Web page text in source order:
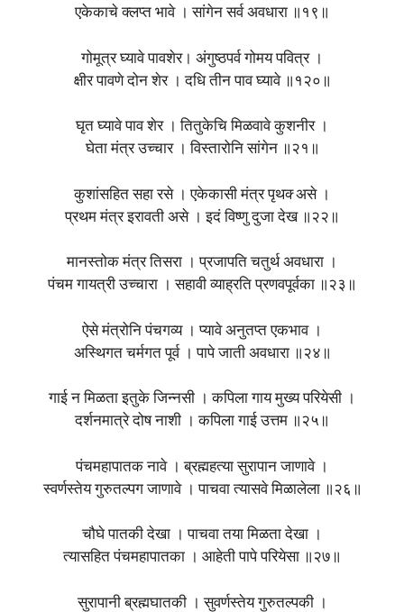
एकेकाचे क्लप्त भावे । सांगेन सर्व अवधारा ॥१९॥
गोमूत्र घ्यावे पावशेर। अंगुष्ठपर्व गोमय पवित्र ।
क्षीर पावणे दोन शेर । दधि तीन पाव घ्यावे ॥१२०॥
घृत घ्यावे पाव शेर । तितुकेचि मिळवावे कुशनीर ।
घेता मंत्र उच्चार । विस्तारोनि सांगेन ॥२१॥
कुशांसहित सहा रसे । एकेकासी मंत्र पृथक्‍ असे ।
प्रथम मंत्र इरावती असे । इदं विष्णु दुजा देख ॥२२॥
मानस्तोक मंत्र तिसरा । प्रजापति चतुर्थ अवधारा ।
पंचम गायत्री उच्चारा । सहावी व्याह्रति प्रणवपूर्वका ॥२३॥
ऐसे मंत्रोनि पंचगव्य । प्यावे अनुतप्त एकभाव ।
अस्थिगत चर्मगत पूर्व । पापे जाती अवधारा ॥२४॥
गाई न मिळता इतुके जिन्नसी । कपिला गाय मुख्य परियेसी ।
दर्शनमात्रे दोष नाशी । कपिला गाई उत्तम ॥२५॥
पंचमहापातक नावे । ब्रह्महत्या सुरापान जाणावे ।
स्वर्णस्तेय गुरुतल्पग जाणावे । पाचवा त्यासवे मिळालेला ॥२६॥
चौघे पातकी देखा । पाचवा तया मिळता देखा ।
त्यासहित पंचमहापातका । आहेती पापे परियेसा ॥२७॥
सुरापानी ब्रह्मघातकी । सुवर्णस्तेय गुरुतल्पकी ।